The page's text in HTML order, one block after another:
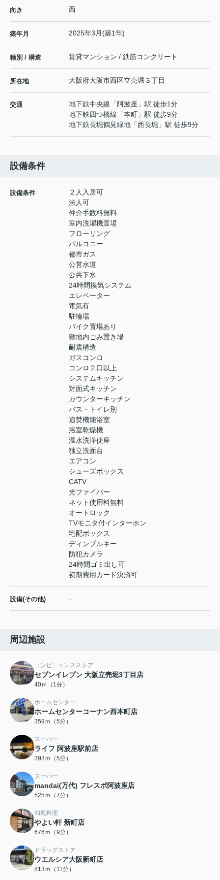
向き 西
築年月 2025年3月(築1年)
種別 / 構造 賃貸マンション / 鉄筋コンクリート
所在地 大阪府大阪市西区立売堀 ３丁目
交通 地下鉄中央線 「 阿波座 」駅 徒歩1分
地下鉄四つ橋線 「本町 」駅 徒歩9分
地下鉄長堀鶴見緑地 「西長堀 」駅 徒歩9分
設備条件
設備条件
２人入居可
法人可
仲介手数料無料
室内洗濯機置場
フローリング
バルコニー
都市ガス
公営水道
公共下水
24時間換気システム
エレベーター
電気有
駐輪場
バイク置場あり
敷地内ごみ置き場
耐震構造
ガスコンロ
コンロ２口以上
システムキッチン
対面式キッチン
カウンターキッチン
バス・トイレ別
追焚機能浴室
浴室乾燥機
温水洗浄便座
独立洗面台
エアコン
シューズボックス
CATV
光ファイバー
ネット使用料無料
オートロック
TVモニタ付インターホン
宅配ボックス
ディンプルキー
防犯カメラ
24時間ゴミ出し可
初期費用カード決済可
設備(その他) -
周辺施設
コンビニエンスストア
セブンイレブン 大阪立売堀3丁目店
40ｍ（1分）
ホームセンター
ホームセンターコーナン西本町店
359ｍ（5分）
スーパー
ライフ 阿波座駅前店
393ｍ（5分）
スーパー
mandai(万代) フレスポ阿波座店
525ｍ（7分）
和風料理
やよい軒 新町店
676ｍ（9分）
ドラッグストア
ウエルシア大阪新町店
813ｍ（11分）